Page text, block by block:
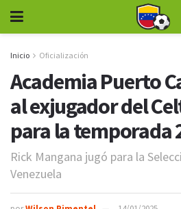
Inicio Oficialización
Academia Puerto
al exjugador del
para la temporada
Rick Mangana jugó para la
Venezuela